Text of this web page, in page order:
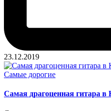
23.12.2019
Опубликовано
Самые дорогие
Самая драгоценная гитара в